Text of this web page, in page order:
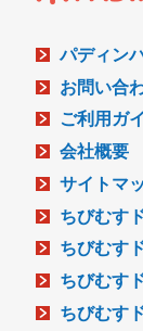
パディン
お問い合
ご利用ガ
会社概要
サイトマ
ちびむす
ちびむす
ちびむす
ちびむす